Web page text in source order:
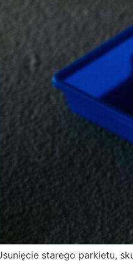
starego parkietu,